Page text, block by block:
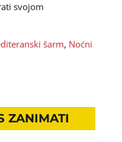
svojom
šarm, Noćni
ZANIMATI